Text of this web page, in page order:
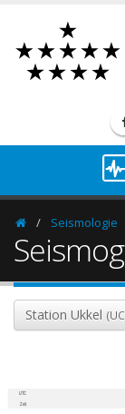
HomepageSeismologie
Station Ukkel
UTC
Zeit